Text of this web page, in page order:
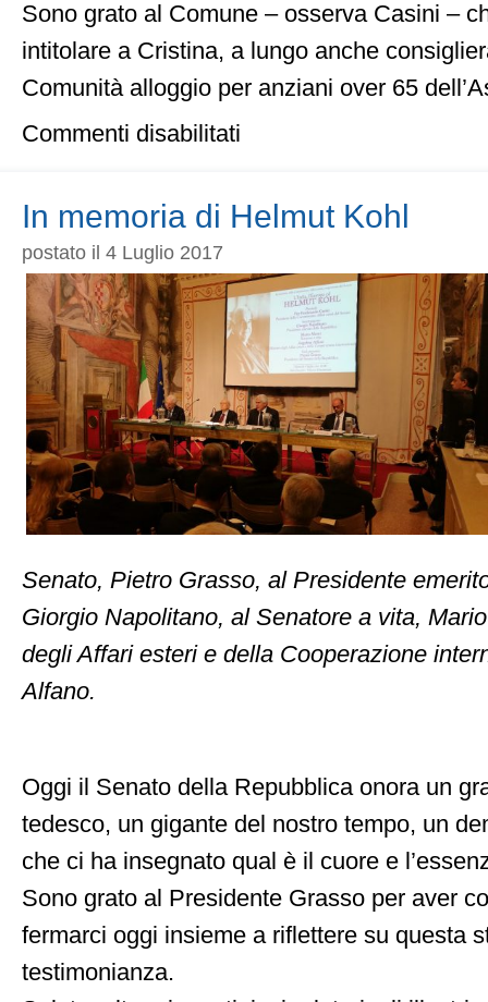
Sono grato al Comune – osserva Casini –
intitolare a Cristina, a lungo anche
Comunità alloggio per anziani over 65
Commenti disabilitati
Marri
«Era
Sempre
vicina
ai
più
umili»
In memoria di Helmut Kohl
postato il 4 Luglio 2017
Senato, Pietro Grasso, al Presidente
Giorgio Napolitano, al Senatore a vita,
degli Affari esteri e della Cooperazione
Alfano.
Oggi il Senato della Repubblica onora un
tedesco, un gigante del nostro tempo, un
che ci ha insegnato qual è il cuore e
Sono grato al Presidente Grasso per aver
fermarci oggi insieme a riflettere su questa
testimonianza.